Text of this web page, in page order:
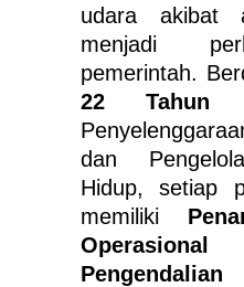
udara akibat
menjadi
pemerintah.
22 Tahun
dan
Hidup, setiap
memiliki